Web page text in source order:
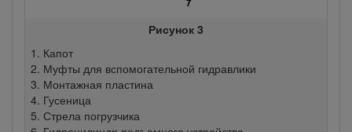
Рисунок 3
Капот
Муфты для вспомогательной гидравлики
Монтажная пластина
Гусеница
Стрела погрузчика